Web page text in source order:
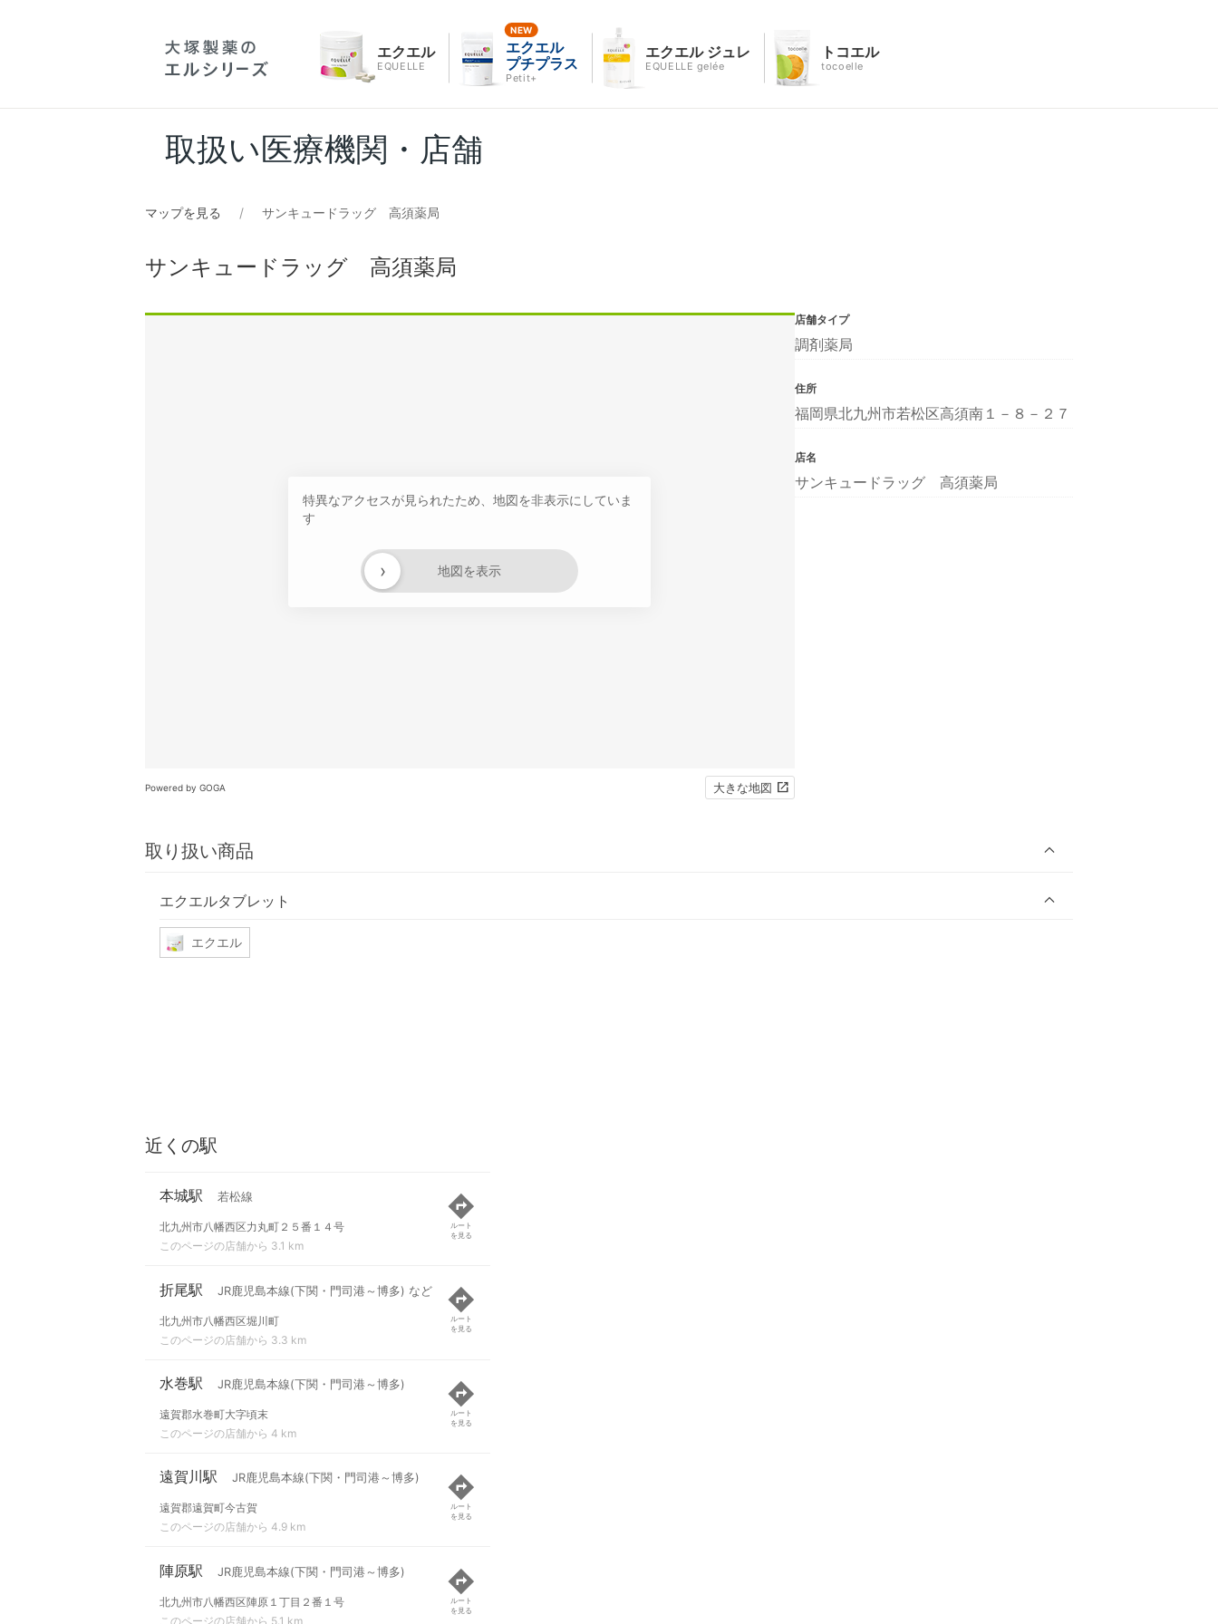
エクエル
EQUELLE
エクエル
プチプラス
Petit+
エクエル ジュレ
EQUELLE gelée
トコエル
tocoelle
取扱い医療機関・店舗
マップを見る サンキュードラッグ 高須薬局
サンキュードラッグ 高須薬局
特異なアクセスが見られたため、地図を非表示にしていま
す
地図を表示
›
Powered by GOGA 大きな地図
取り扱い商品
エクエルタブレット
エクエル
店舗タイプ
調剤薬局
住所
福岡県北九州市若松区高須南１－８－２７
店名
サンキュードラッグ 高須薬局
近くの駅
本城駅 若松線
北九州市八幡西区力丸町２５番１４号
このページの店舗から 3.1 km
ルート
を見る
折尾駅 JR鹿児島本線(下関・門司港～博多) など
北九州市八幡西区堀川町
このページの店舗から 3.3 km
ルート
を見る
水巻駅 JR鹿児島本線(下関・門司港～博多)
遠賀郡水巻町大字頃末
このページの店舗から 4 km
ルート
を見る
遠賀川駅 JR鹿児島本線(下関・門司港～博多)
遠賀郡遠賀町今古賀
このページの店舗から 4.9 km
ルート
を見る
陣原駅 JR鹿児島本線(下関・門司港～博多)
北九州市八幡西区陣原１丁目２番１号
このページの店舗から 5.1 km
ルート
を見る